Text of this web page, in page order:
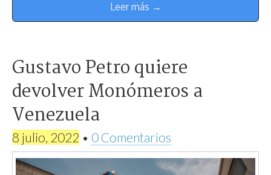
Leer más →
Gustavo Petro quiere
devolver Monómeros a
Venezuela
8 julio, 2022 • 0 Comentarios